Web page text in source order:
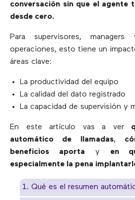
conversación sin que el agente
desde cero.
Para supervisores,
operaciones, esto tiene un
áreas clave:
La productividad del equipo
La calidad del dato registrado
La capacidad de supervisión y
En este artículo vas a ver
automático de llamadas,
beneficios aporta y en
especialmente la pena
1. Qué es el resumen